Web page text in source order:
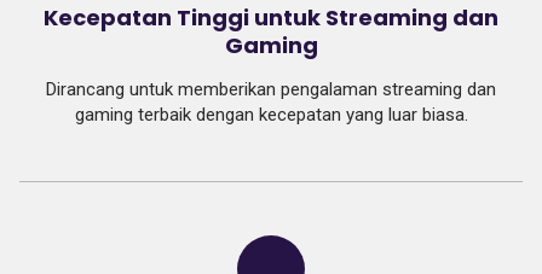
Kecepatan Tinggi untuk Streaming dan
Gaming
Dirancang untuk memberikan pengalaman streaming dan
gaming terbaik dengan kecepatan yang luar biasa.